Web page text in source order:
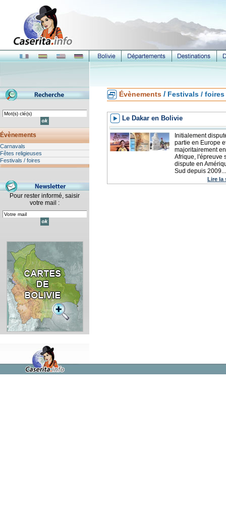
Évènements
Carnavals
Fêtes religieuses
Festivals / foires
Pour rester informé, saisir
votre mail :
Évènements / Festivals / foires
Le Dakar en Bolivie
Initialement
partie en Europe
majoritairement en
Afrique, l'épreuve
dispute en
Sud depuis
Lire la